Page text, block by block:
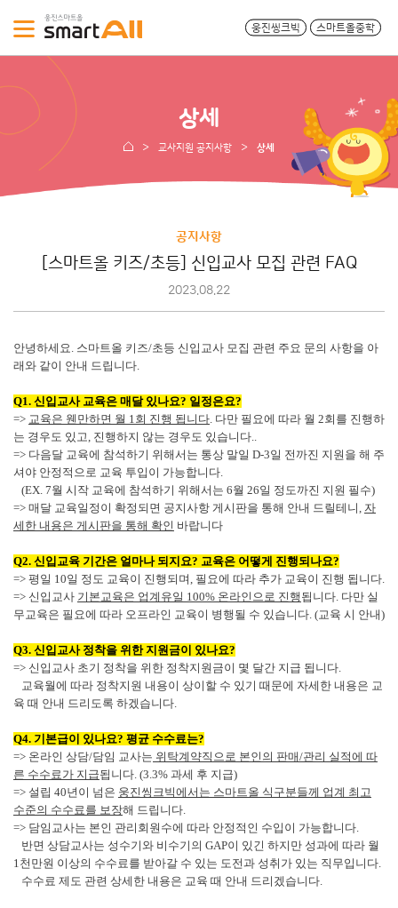
웅진씽크빅 스마트올중학
상세
교사지원 공지사항 상세
공지사항
[스마트올 키즈/초등] 신입교사 모집 관련 FAQ
2023.08.22
안녕하세요. 스마트올 키즈/초등 신입교사 모집 관련 주요 문의 사항을 아
래와 같이 안내 드립니다.
Q1. 신입교사 교육은 매달 있나요? 일정은요?
​=> 교육은 웬만하면 월 1회 진행 됩니다 . 다만 필요에 따라 월 2회를 진행하
는 경우도 있고, 진행하지 않는 경우도 있습니다.
=> 다음달 교육에 참석하기 위해서는 통상 말일 D-3일 전까진 지원을 해 주
셔야 안정적으로 교육 투입이 가능합니다.
(EX. 7월 시작 교육에 참석하기 위해서는 6월 26일 정도까진 지원 필수)
=> 매달 교육일정이 확정되면 공지사항 게시판을 통해 안내 드릴테니, 자
세한 내용은 게시판을 통해 확인 바랍니다
Q2. 신입교육 기간은 얼마나 되지요? 교육은 어떻게 진행되나요?
=> 평일 10일 정도 교육이 진행되며, 필요에 따라 추가 교육이 진행 됩니다.
=> 신입교사 기본교육은 업계유일 100% 온라인으로 진행 됩니다. 다만 실
무교육은 필요에 따라 오프라인 교육이 병행될 수 있습니다. (교육 시 안내)
Q3. 신입교사 정착을 위한 지원금이 있나요?
=> 신입교사 초기 정착을 위한 정착지원금이 몇 달간 지급 됩니다.
교육월에 따라 정착지원 내용이 상이할 수 있기 때문에 자세한 내용은 교
육 때 안내 드리도록 하겠습니다.
Q4. 기본급이 있나요? 평균 수수료는?
=> 온라인 상담/담임 교사는 위탁계약직으로 본인의 판매/관리 실적에 따
른 수수료가 지급됩니다. (3.3% 과세 후 지급)
=> 설립 40년이 넘은 웅진씽크빅에서는 스마트올 식구분들께 업계 최고
수준의 수수료를 보장해 드립니다.
=> 담임교사는 본인 관리회원수에 따라 안정적인 수입이 가능합니다.
반면 상담교사는 성수기와 비수기의 GAP이 있긴 하지만 성과에 따라 월
1천만원 이상의 수수료를 받아갈 수 있는 도전과 성취가 있는 직무입니다.
수수료 제도 관련 상세한 내용은 교육 때 안내 드리겠습니다.